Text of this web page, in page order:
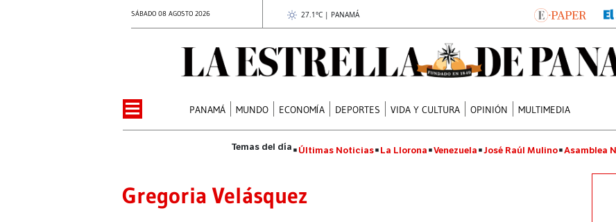
SÁBADO 08 AGOSTO 2026 27.1°C | PANAMÁ
PANAMÁ MUNDO ECONOMÍA DEPORTES VIDA Y CULTURA OPINIÓN MULTIMEDIA
Últimas Noticias La Llorona Venezuela José Raúl Mulino Asamblea
Gregoria Velásquez